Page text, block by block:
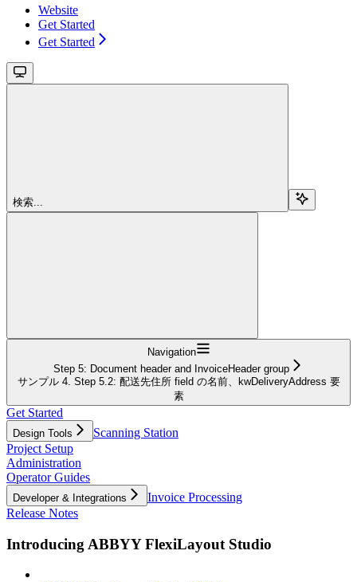
Website
Get Started
Get Started
検索...
Navigation
Step 5: Document header and InvoiceHeader group
サンプル 4. Step 5.2: 配送先住所 field の名前、kwDeliveryAddress 要
素
Get Started
Design Tools
Scanning Station
Project Setup
Administration
Operator Guides
Developer & Integrations
Invoice Processing
Release Notes
Introducing ABBYY FlexiLayout Studio